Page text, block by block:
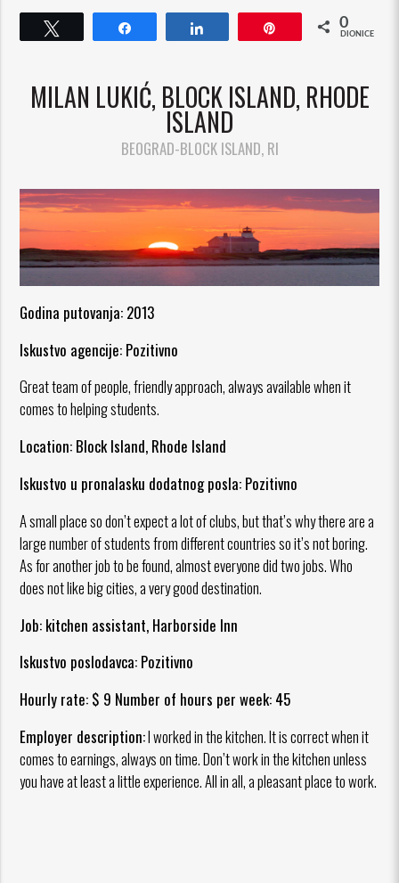
0
DIONICE
MILAN LUKIĆ, BLOCK ISLAND, RHODE
ISLAND
BEOGRAD-BLOCK ISLAND, RI
Godina putovanja: 2013
Iskustvo agencije: Pozitivno
Great team of people, friendly approach, always available when it
comes to helping students.
Location: Block Island, Rhode Island
Iskustvo u pronalasku dodatnog posla: Pozitivno
A small place so don’t expect a lot of clubs, but that’s why there are a
large number of students from different countries so it’s not boring.
As for another job to be found, almost everyone did two jobs. Who
does not like big cities, a very good destination.
Job: kitchen assistant, Harborside Inn
Iskustvo poslodavca: Pozitivno
Hourly rate: $ 9 Number of hours per week: 45
Employer description:I worked in the kitchen. It is correct when it
comes to earnings, always on time. Don’t work in the kitchen unless
you have at least a little experience. All in all, a pleasant place to work.